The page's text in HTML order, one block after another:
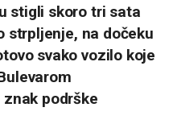
stigli skoro tri sata
strpljenje, na dočeku
svako vozilo koje
podrške